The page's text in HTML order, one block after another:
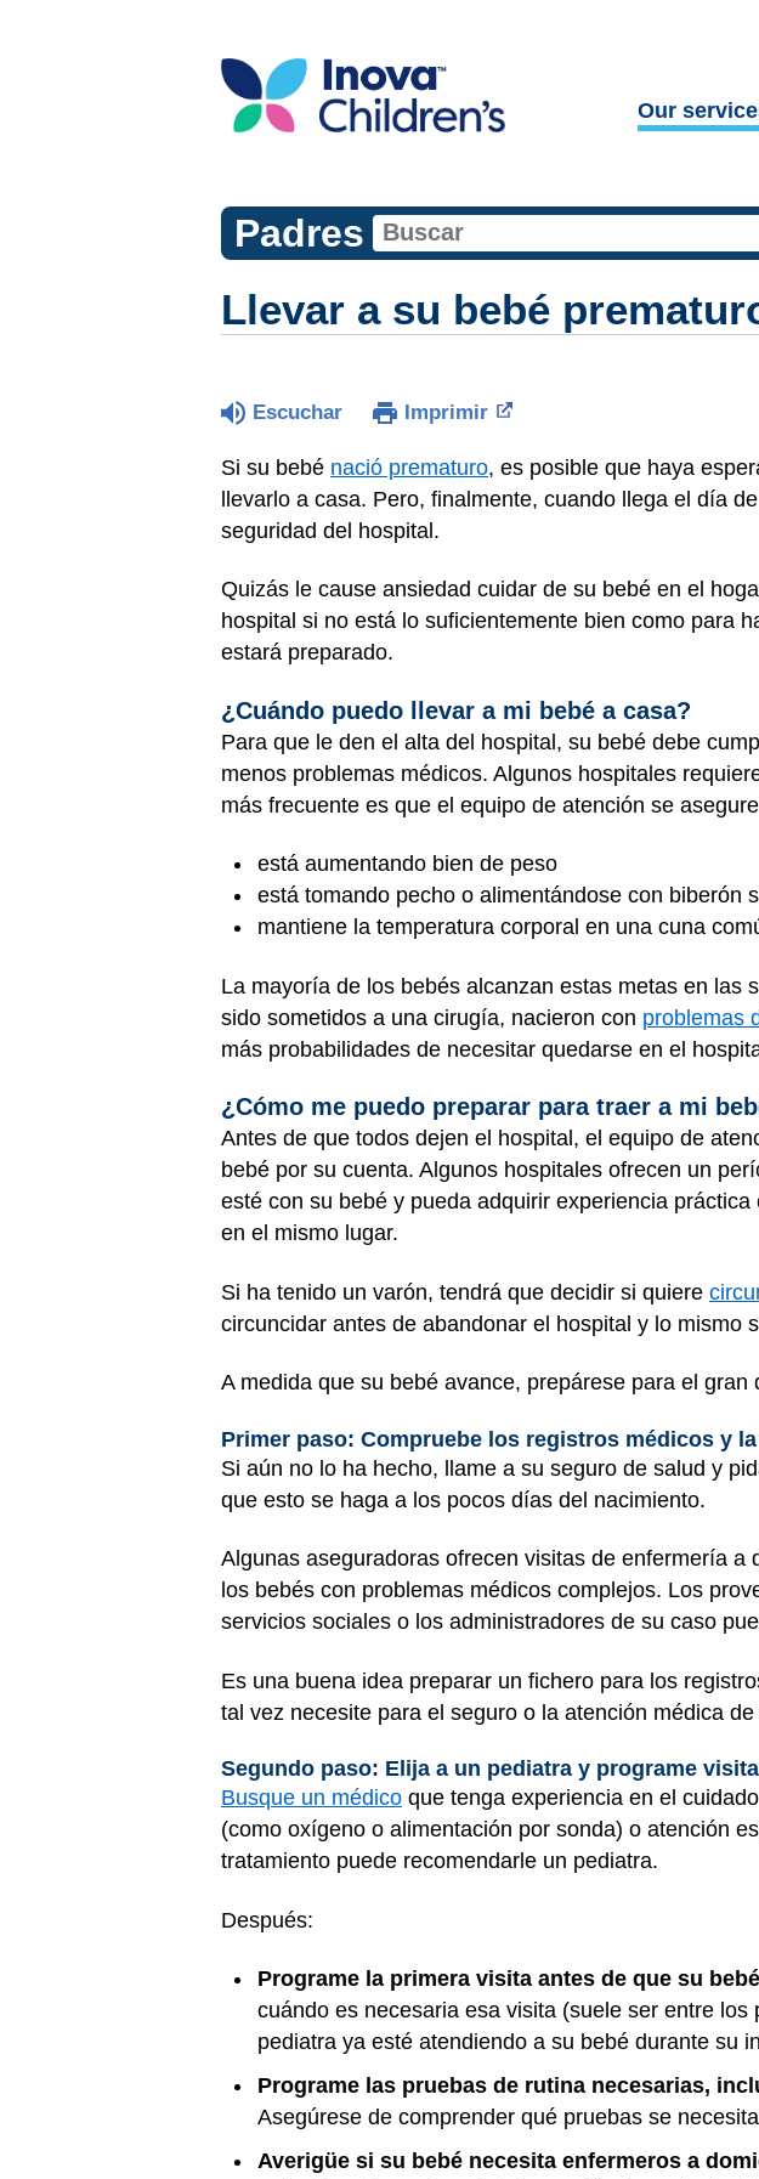
Our
Padres
Llevar a su bebé
Escuchar Imprimir
Si su bebé nació prematuro, es posible que haya
llevarlo a casa. Pero, finalmente, cuando llega el día
seguridad del hospital.
Quizás le cause ansiedad cuidar de su bebé en el
hospital si no está lo suficientemente bien como para
estará preparado.
¿Cuándo puedo llevar a mi bebé a casa?
Para que le den el alta del hospital, su bebé debe
menos problemas médicos. Algunos hospitales
más frecuente es que el equipo de atención se
está aumentando bien de peso
está tomando pecho o alimentándose con biberón
mantiene la temperatura corporal en una cuna
La mayoría de los bebés alcanzan estas metas en las
sido sometidos a una cirugía, nacieron con problemas
más probabilidades de necesitar quedarse en el
¿Cómo me puedo preparar para traer a mi
Antes de que todos dejen el hospital, el equipo de
bebé por su cuenta. Algunos hospitales ofrecen un
esté con su bebé y pueda adquirir experiencia
en el mismo lugar.
Si ha tenido un varón, tendrá que decidir si quiere
circuncidar antes de abandonar el hospital y lo mismo
A medida que su bebé avance, prepárese para el
Primer paso: Compruebe los registros médicos y
Si aún no lo ha hecho, llame a su seguro de salud y
que esto se haga a los pocos días del nacimiento.
Algunas aseguradoras ofrecen visitas de enfermería
los bebés con problemas médicos complejos. Los
servicios sociales o los administradores de su caso
Es una buena idea preparar un fichero para los
tal vez necesite para el seguro o la atención médica de
Segundo paso: Elija a un pediatra y programe
Busque un médico que tenga experiencia en el
(como oxígeno o alimentación por sonda) o atención
tratamiento puede recomendarle un pediatra.
Después:
Programe la primera visita antes de que su
cuándo es necesaria esa visita (suele ser entre los
pediatra ya esté atendiendo a su bebé durante su
Programe las pruebas de rutina necesarias,
Asegúrese de comprender qué pruebas se
Averigüe si su bebé necesita enfermeros a